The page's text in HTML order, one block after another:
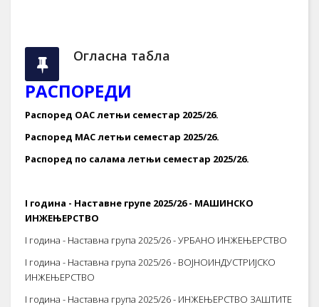
Огласна табла
РАСПОРЕДИ
Распоред ОАС летњи семестар 2025/26.
Распоред МАС летњи семестар 2025/26.
Распоред по салама летњи семестар 2025/26.
I година - Наставне групе 2025/26 - МАШИНСКО
ИНЖЕЊЕРСТВО
I година - Наставна група 2025/26 - УРБАНО ИНЖЕЊЕРСТВО
I година - Наставна група 2025/26 - ВОЈНОИНДУСТРИЈСКО
ИНЖЕЊЕРСТВО
I година - Наставна група 2025/26 - ИНЖЕЊЕРСТВО ЗАШТИТЕ